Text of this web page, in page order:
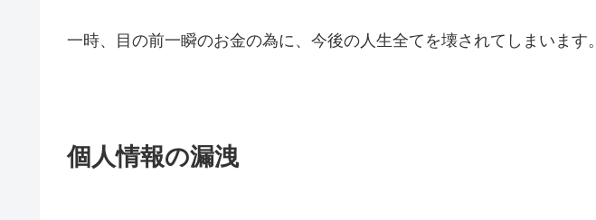
一時、目の前一瞬のお金の為に、今後の人生全てを壊されてしまいます。
個人情報の漏洩